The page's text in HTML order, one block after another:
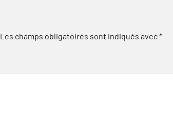
Les champs obligatoires sont indiqués avec*